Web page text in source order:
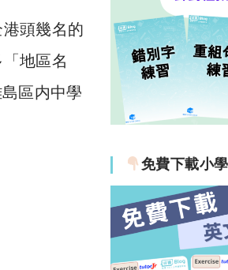
p
y
Li
at
s
A
頭幾名的
地區名
區内中學
免費下載小